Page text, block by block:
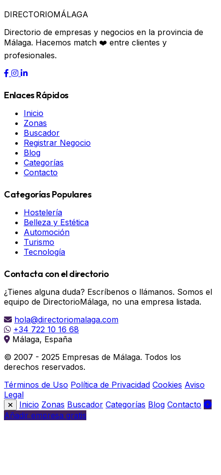
DIRECTORIOMÁLAGA
Directorio de empresas y negocios en la provincia de
Málaga. Hacemos match ❤️ entre clientes y
profesionales.
Enlaces Rápidos
Inicio
Zonas
Buscador
Registrar Negocio
Blog
Categorías
Contacto
Categorías Populares
Hostelería
Belleza y Estética
Automoción
Turismo
Tecnología
Contacta con el directorio
¿Tienes alguna duda? Escríbenos o llámanos. Somos el
equipo de DirectorioMálaga, no una empresa listada.
hola@directoriomalaga.com
+34 722 10 16 68
Málaga, España
© 2007 - 2025 Empresas de Málaga. Todos los
derechos reservados.
Términos de Uso Política de Privacidad Cookies Aviso
Legal
Inicio Zonas Buscador Categorías Blog Contacto
Añadir empresa gratis